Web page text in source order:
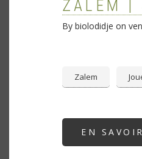
ZALEM |
By biolodidje on
Zalem
EN